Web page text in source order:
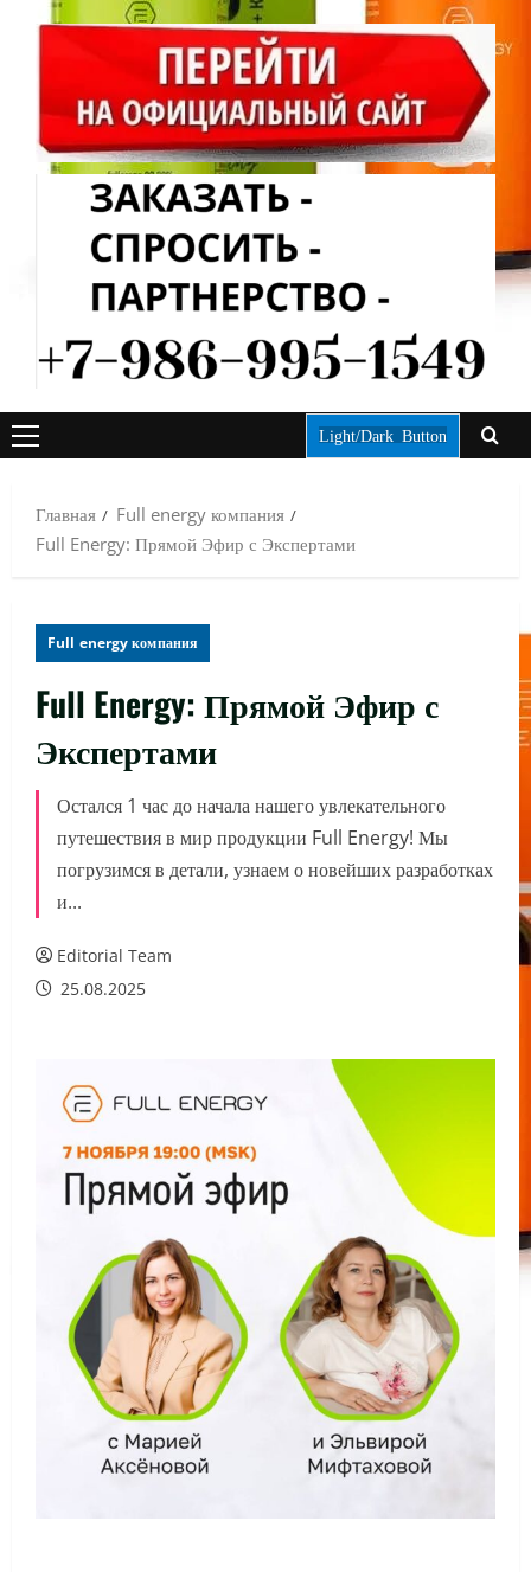
ОСНОВНОЕ
Light/Dark Button
Главная
Full energy компания
Full Energy: Прямой Эфир с Экспертами
Full energy компания
Full Energy: Прямой Эфир с
Экспертами
Остался 1 час до начала нашего увлекательного
путешествия в мир продукции Full Energy! Мы
погрузимся в детали, узнаем о новейших разработках
и...
Editorial Team
25.08.2025